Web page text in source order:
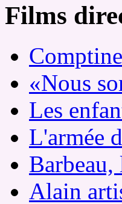
Films
«Nous
Les
L'armée
Alain